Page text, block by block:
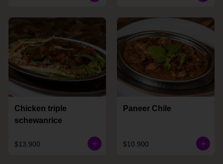
Chicken triple
schewanrice
$13.900
Paneer Chile
$10.900